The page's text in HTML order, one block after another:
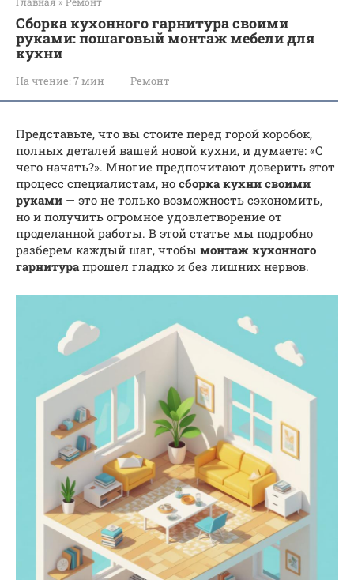
Сборка кухонного гарнитура своими
руками: пошаговый монтаж мебели для
кухни
На чтение: 7 мин Ремонт
Представьте, что вы стоите перед горой коробок,
полных деталей вашей новой кухни, и думаете: «С
чего начать?». Многие предпочитают доверить этот
процесс специалистам, но сборка кухни своими
руками — это не только возможность сэкономить,
но и получить огромное удовлетворение от
проделанной работы. В этой статье мы подробно
разберем каждый шаг, чтобы монтаж кухонного
гарнитурапрошел гладко и без лишних нервов.